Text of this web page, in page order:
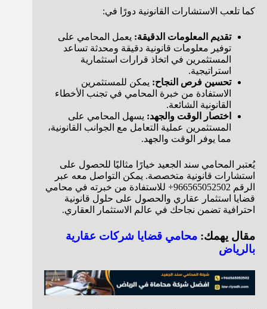
كما تلعب الاستشارات القانونية دورًا في:
تقديم المعلومات الدقيقة: يعمل المحامي على
توفير معلومات قانونية دقيقة ومحدثة تساعد
المستثمرين في اتخاذ قرارات استثمارية
استراتيجية.
تحسين فرص النجاح: يمكن للمستثمرين
الاستفادة من خبرة المحامي في تجنب الأخطاء
القانونية الشائعة.
اختصار الوقت والجهد: يسهل المحامي على
المستثمرين عملية التعامل مع الجوانب القانونية،
مما يوفر الوقت والجهد.
يُعتبر المحامي سند الجعيد خيارًا مثاليًا للحصول على
استشارات قانونية متخصصة. يمكن التواصل معه عبر
الرقم 966565052502+ للاستفادة من خبرته في محامي
قضايا استثمار عقاري والحصول على حلول قانونية
احترافية تضمن نجاحك في عالم الاستثمار العقاري.
مقال يهمك: محامي قضايا شركات عقارية
بالرياض